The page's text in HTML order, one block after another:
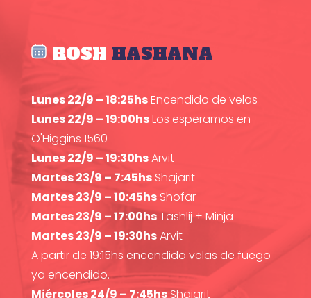
ROSH HASHANA
Lunes 22/9 – 18:25hsEncendido de velas
Lunes 22/9 – 19:00hsLos esperamos en
O'Higgins 1560
Lunes 22/9 – 19:30hsArvit
Martes 23/9 – 7:45hsShajarit
Martes 23/9 – 10:45hsShofar
Martes 23/9 – 17:00hsTashlij + Minja
Martes 23/9 – 19:30hsArvit
A partir de 19:15hs encendido velas de fuego
ya encendido.
Miércoles 24/9 – 7:45hsShajarit